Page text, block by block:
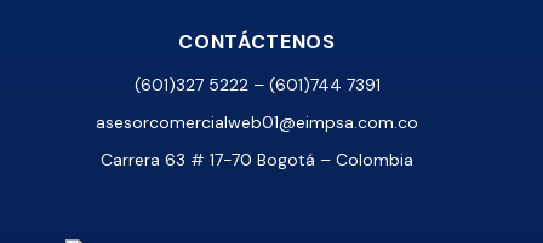
CONTÁCTENOS
(601)327 5222 – (601)744 7391
asesorcomercialweb01@eimpsa.com.co
Carrera 63 # 17-70 Bogotá – Colombia